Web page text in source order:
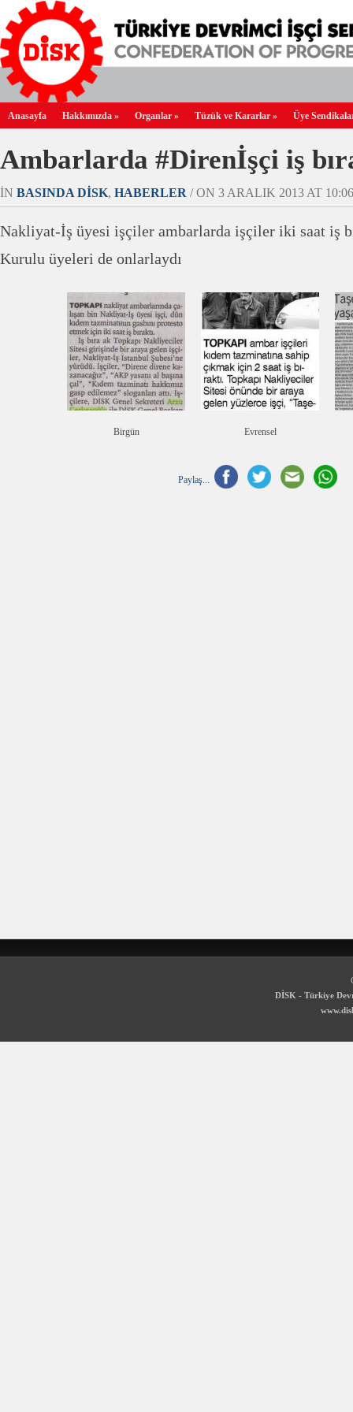
Anasayfa Hakkımızda » Organlar » Tüzük ve Kararlar » Üye
Ambarlarda #Direnİşçi iş
IN BASINDA DİSK, HABERLER / ON 3 ARALIK 2013 AT
Nakliyat-İş üyesi işçiler ambarlarda işçiler iki saat iş
Kurulu üyeleri de onlarlaydı
Birgün Evrensel
Paylaş...
DİSK - Türkiye